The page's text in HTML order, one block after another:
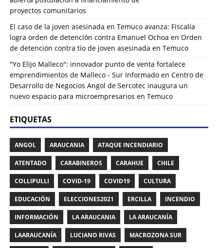
proyectos comunitarios
El caso de la joven asesinada en Temuco avanza: Fiscalía
logra orden de detención contra Emanuel Ochoa en Orden
de detención contra tío de joven asesinada en Temuco
"Yo Elijo Malleco": innovador punto de venta fortalece
emprendimientos de Malleco - Sur Informado en Centro de
Desarrollo de Negocios Angol de Sercotec inaugura un
nuevo espacio para microempresarios en Temuco
ETIQUETAS
ANGOL ARAUCANIA ATAQUE INCENDIARIO
ATENTADO CARABINEROS CARAHUE CHILE
COLLIPULLI COVID-19 COVID19 CULTURA
EDUCACIÓN ELECCIONES2021 ERCILLA INCENDIO
INFORMACIÓN LA ARAUCANIA LA ARAUCANÍA
LAARAUCANÍA LUCIANO RIVAS MACROZONA SUR